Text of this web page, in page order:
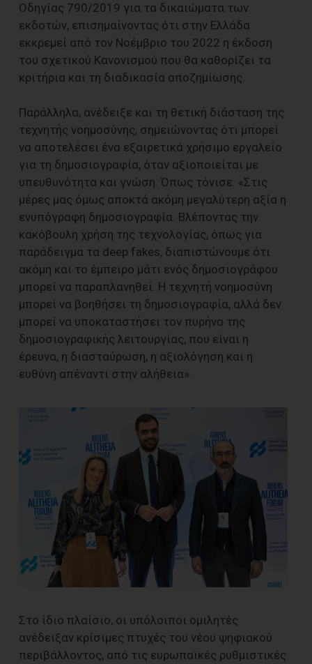
Οδηγίας 790/2019 για τα δικαιώματα των
εκδοτών, επισημαίνοντας ότι στην Ελλάδα
εκκρεμεί από τον Νοέμβριο του 2022 η έκδοση
του σχετικού Κανονισμού που θα καθορίζει τα
κριτήρια και τη διαδικασία αποζημίωσης.
Παράλληλα, ανέδειξε και τη θετική διάσταση της
τεχνητής νοημοσύνης, σημειώνοντας ότι μπορεί
να αποτελέσει ένα εξαιρετικά χρήσιμο εργαλείο
για τη δημοσιογραφία, όταν αξιοποιείται με
υπευθυνότητα και γνώση. Όπως τόνισε: «Στις
μέρες μας όμως αποκτά ακόμη μεγαλύτερη αξία η
ενυπόγραφη δημοσιογραφία. Βλέποντας την
κακόβουλη χρήση της τεχνολογίας, όπως για
παράδειγμα τα deep fakes, διαπιστώνουμε ότι
ακόμη και το έμπειρο μάτι ενός δημοσιογράφου
μπορεί να παραπλανηθεί. Η τεχνητή νοημοσύνη
μπορεί να βοηθήσει τη δημοσιογραφία, αλλά δεν
μπορεί να υποκαταστήσει τον πυρήνα της
δημοσιογραφικής λειτουργίας, που είναι η
έρευνα, η διασταύρωση, η αξιολόγηση και η
ευθύνη απέναντι στην αλήθεια».
Στο ίδιο πλαίσιο, οι υπόλοιποι ομιλητές
ανέδειξαν κρίσιμες πτυχές του νέου ψηφιακού
περιβάλλοντος, από τις ευρωπαϊκές ρυθμιστικές